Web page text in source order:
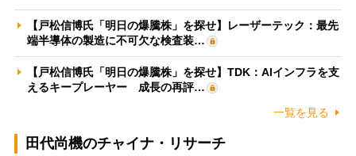
【戸松信博氏「明日の爆騰株」を探せ】レーザーテック：最先
端半導体の製造に不可欠な検査装…
【戸松信博氏「明日の爆騰株」を探せ】TDK：AIインフラを支
えるキープレーヤー 成長の再評…
一覧を見る
田代尚機のチャイナ・リサーチ